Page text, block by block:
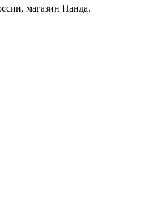
магазин Панда.